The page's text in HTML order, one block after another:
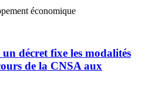
économique
décret fixe les modalités
de la CNSA aux